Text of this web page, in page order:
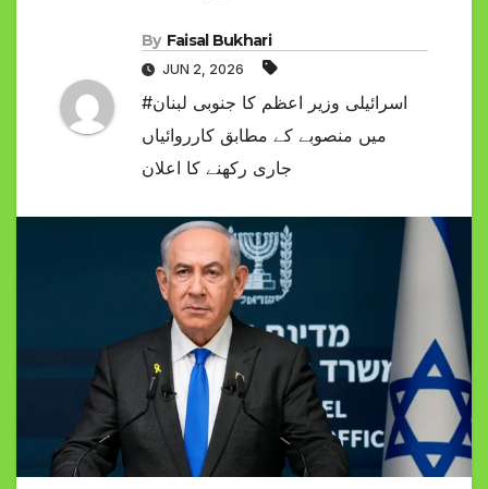
By Faisal Bukhari
JUN 2, 2026
#اسرائیلی وزیر اعظم کا جنوبی لبنان
میں منصوبے کے مطابق کارروائیاں
جاری رکھنے کا اعلان